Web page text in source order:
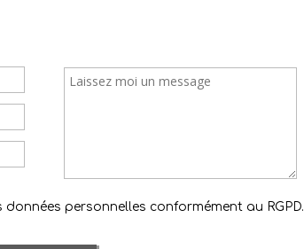
personnelles conformément au RGPD.